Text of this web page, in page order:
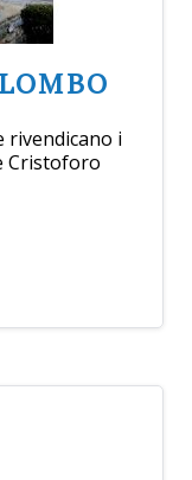
rivendicano i
Cristoforo